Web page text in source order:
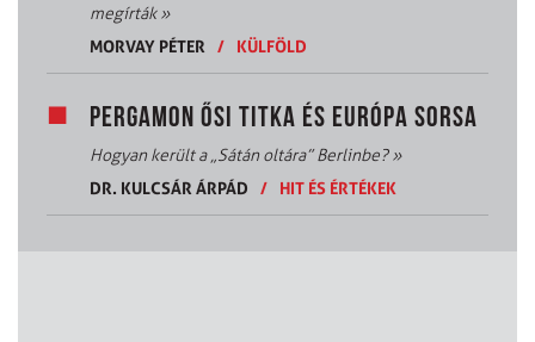
megírták»
MORVAY PÉTER
/ KÜLFÖLD
PERGAMON ŐSI TITKA ÉS EURÓPA SORSA
Hogyan került a „Sátán oltára” Berlinbe?»
DR. KULCSÁR ÁRPÁD
/ HIT ÉS ÉRTÉKEK